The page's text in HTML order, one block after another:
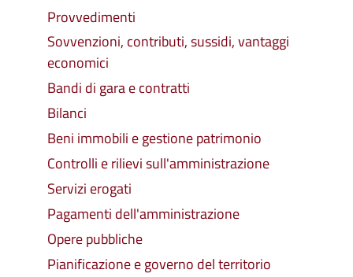
Provvedimenti
Sovvenzioni, contributi, sussidi, vantaggi
economici
Bandi di gara e contratti
Bilanci
Beni immobili e gestione patrimonio
Controlli e rilievi sull'amministrazione
Servizi erogati
Pagamenti dell'amministrazione
Opere pubbliche
Pianificazione e governo del territorio